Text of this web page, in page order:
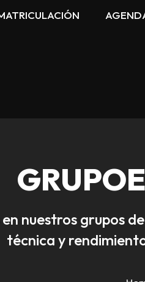
nuestros grupos
técnica y